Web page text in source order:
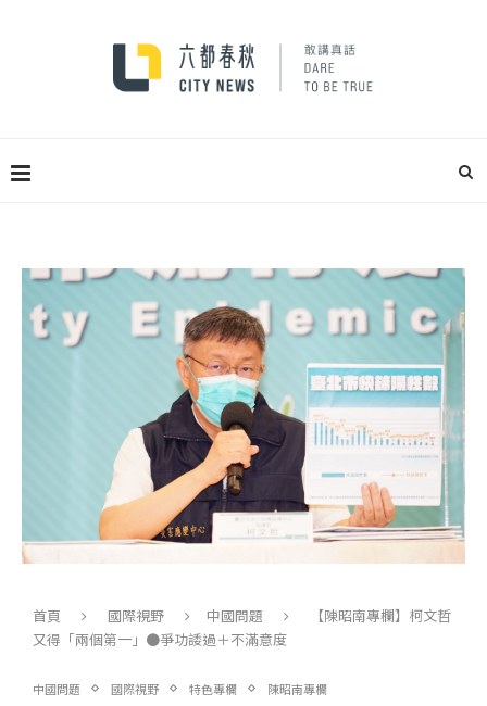
首頁 國際視野 中國問題
【陳昭南專欄】柯文哲
又得「兩個第一」●爭功諉過＋不滿意度
中國問題 國際視野 特色專欄 陳昭南專欄